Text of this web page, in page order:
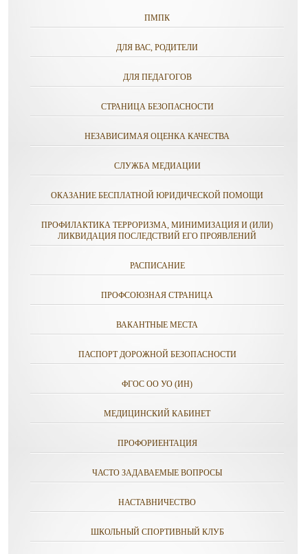
ПМПК
ДЛЯ ВАС, РОДИТЕЛИ
ДЛЯ ПЕДАГОГОВ
СТРАНИЦА БЕЗОПАСНОСТИ
НЕЗАВИСИМАЯ ОЦЕНКА КАЧЕСТВА
СЛУЖБА МЕДИАЦИИ
ОКАЗАНИЕ БЕСПЛАТНОЙ ЮРИДИЧЕСКОЙ ПОМОЩИ
ПРОФИЛАКТИКА ТЕРРОРИЗМА, МИНИМИЗАЦИЯ И (ИЛИ)
ЛИКВИДАЦИЯ ПОСЛЕДСТВИЙ ЕГО ПРОЯВЛЕНИЙ
РАСПИСАНИЕ
ПРОФСОЮЗНАЯ СТРАНИЦА
ВАКАНТНЫЕ МЕСТА
ПАСПОРТ ДОРОЖНОЙ БЕЗОПАСНОСТИ
ФГОС ОО УО (ИН)
МЕДИЦИНСКИЙ КАБИНЕТ
ПРОФОРИЕНТАЦИЯ
ЧАСТО ЗАДАВАЕМЫЕ ВОПРОСЫ
НАСТАВНИЧЕСТВО
ШКОЛЬНЫЙ СПОРТИВНЫЙ КЛУБ